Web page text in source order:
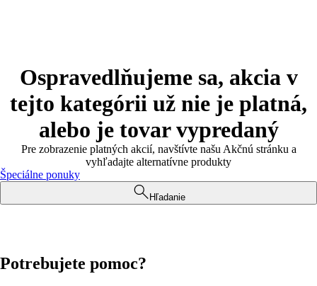
Ospravedlňujeme sa, akcia v
tejto kategórii už nie je platná,
alebo je tovar vypredaný
Pre zobrazenie platných akcií, navštívte našu Akčnú stránku a
vyhľadajte alternatívne produkty
Špeciálne ponuky
Hľadanie
Potrebujete pomoc?